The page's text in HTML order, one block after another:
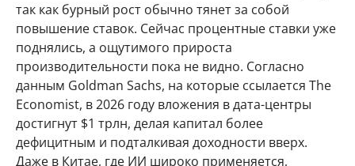
так как бурный рост обычно тянет за собой
повышение ставок. Сейчас процентные ставки уже
поднялись, а ощутимого прироста
производительности пока не видно. Согласно
данным Goldman Sachs, на которые ссылается The
Economist, в 2026 году вложения в дата-центры
достигнут $1 трлн, делая капитал более
дефицитным и подталкивая доходности вверх.
Даже в Китае, где ИИ широко применяется,